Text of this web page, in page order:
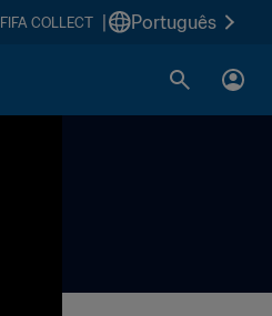
FIFA COLLECT Português